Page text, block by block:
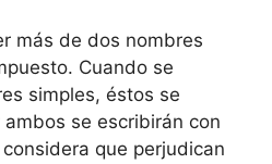
más de dos nombres
Cuando se
simples, éstos se
se escribirán con
que perjudican